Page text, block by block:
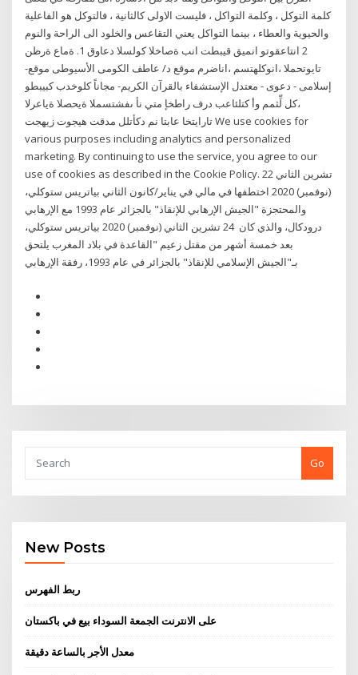
كلمة التوكل ، وكلمة التواكل ، فليست الاولى كالثانية ، فالتوكل هو الفاعلية
والحيوية والعطاء ، بينما التواكل يعني التقاعس والخلود الى الراحة والنوم
2 انتاعقوتو انميق قيبطت انب ةصاخلا كولسلا دعاوق 1. ةماع ةرظن
تايوتحملا ،انوكلهتسم ،اناضرم موقع د/ عاطف الكومى الأسيوطى موقع-
إسلامى - دعوى - معتدل الإستشفاء بالقرآن الكريم- مجاناً كلوخدب كبيبطو
،كل لِّثمم وأ كتلئاعب درف راطخإ متي نأ ىفشتسملا ةيحصلا ةياعرلا
تارايتخا عابتا نم دكأتلل مدقت هيجوت زيهجت We use cookies for
various purposes including analytics and personalized
marketing. By continuing to use the service, you agree to our
use of cookies as described in the Cookie Policy. 22 تشرين الثاني
(نوفمبر) 2020 اختطفها في مالي في يناير/كانون الثاني بياتريس ستوكلي،
والمحتجزة "الجيش الإرهابي للإنقاذ" بالجزائر عام 1993 مع الإرهابي
درودكال، والذي كان 24 تشرين الثاني (نوفمبر) 2020 بياتريس ستوكلي،
بعد خمسة أشهر من مقتل زعيم "القاعدة في بلاد المغرب يلتحق
Go
New Posts
ربط الفهرس
على الانترنت الجمعة السوداء بيع في باكستان
معدل الأجر بالساعة دقيقة